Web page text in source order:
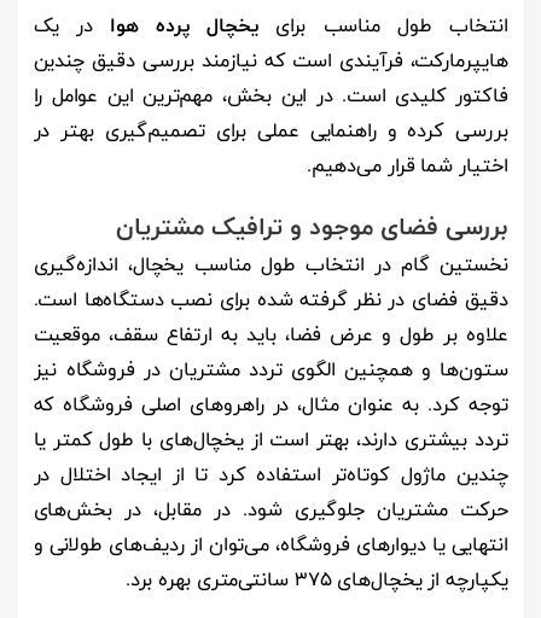
انتخاب طول مناسب براییخچال پرده هوا در یک
هایپرمارکت، فرآیندی است که نیازمند بررسی دقیق چندین
فاکتور کلیدی است. در این بخش، مهم‌ترین این عوامل را
بررسی کرده و راهنمایی عملی برای تصمیم‌گیری بهتر در
اختیار شما قرار می‌دهیم.
بررسی فضای موجود و ترافیک مشتریان
نخستین گام در انتخاب طول مناسب یخچال، اندازه‌گیری
دقیق فضای در نظر گرفته شده برای نصب دستگاه‌ها است.
علاوه بر طول و عرض فضا، باید به ارتفاع سقف، موقعیت
ستون‌ها و همچنین الگوی تردد مشتریان در فروشگاه نیز
توجه کرد. به عنوان مثال، در راهروهای اصلی فروشگاه که
تردد بیشتری دارند، بهتر است از یخچال‌های با طول کمتر یا
چندین ماژول کوتاه‌تر استفاده کرد تا از ایجاد اختلال در
حرکت مشتریان جلوگیری شود. در مقابل، در بخش‌های
انتهایی یا دیوارهای فروشگاه، می‌توان از ردیف‌های طولانی و
یکپارچه از یخچال‌های ۳۷۵ سانتی‌متری بهره برد.